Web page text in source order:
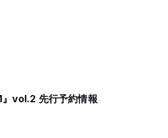
』vol.2 先行予約情報